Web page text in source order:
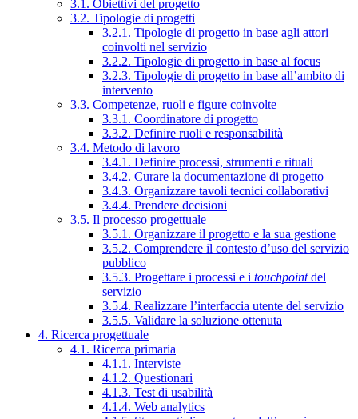
3.1. Obiettivi del progetto
3.2. Tipologie di progetti
3.2.1. Tipologie di progetto in base agli attori
coinvolti nel servizio
3.2.2. Tipologie di progetto in base al focus
3.2.3. Tipologie di progetto in base all’ambito di
intervento
3.3. Competenze, ruoli e figure coinvolte
3.3.1. Coordinatore di progetto
3.3.2. Definire ruoli e responsabilità
3.4. Metodo di lavoro
3.4.1. Definire processi, strumenti e rituali
3.4.2. Curare la documentazione di progetto
3.4.3. Organizzare tavoli tecnici collaborativi
3.4.4. Prendere decisioni
3.5. Il processo progettuale
3.5.1. Organizzare il progetto e la sua gestione
3.5.2. Comprendere il contesto d’uso del servizio
pubblico
3.5.3. Progettare i processi e i touchpointdel
servizio
3.5.4. Realizzare l’interfaccia utente del servizio
3.5.5. Validare la soluzione ottenuta
4. Ricerca progettuale
4.1. Ricerca primaria
4.1.1. Interviste
4.1.2. Questionari
4.1.3. Test di usabilità
4.1.4. Web analytics